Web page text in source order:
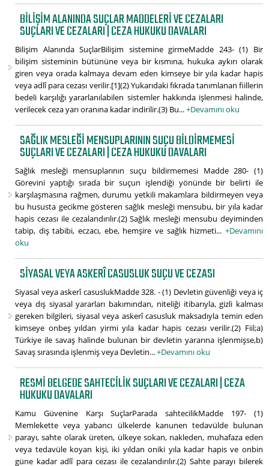
BILIŞIM ALANINDA SUÇLAR MADDELERI VE CEZALARI
SUÇLARI VE CEZALARI | CEZA HUKUKU DAVALARI
Bilişim Alanında SuçlarBilişim sistemine girmeMadde 243- (1) Bir
bilişim sisteminin bütününe veya bir kısmına, hukuka aykırı olarak
giren veya orada kalmaya devam eden kimseye bir yıla kadar hapis
veya adlî para cezası verilir.[1](2) Yukarıdaki fıkrada tanımlanan fiillerin
bedeli karşılığı yararlanılabilen sistemler hakkında işlenmesi halinde,
verilecek ceza yarı oranına kadar indirilir.(3) Bu...+Devamını oku
SAĞLIK MESLEĞI MENSUPLARININ SUÇU BILDIRMEMESI
SUÇLARI VE CEZALARI | CEZA HUKUKU DAVALARI
Sağlık mesleği mensuplarının suçu bildirmemesi Madde 280- (1)
Görevini yaptığı sırada bir suçun işlendiği yönünde bir belirti ile
karşılaşmasına rağmen, durumu yetkili makamlara bildirmeyen veya
bu hususta gecikme gösteren sağlık mesleği mensubu, bir yıla kadar
hapis cezası ile cezalandırılır.(2) Sağlık mesleği mensubu deyiminden
tabip, diş tabibi, eczacı, ebe, hemşire ve sağlık hizmeti... +Devamını
oku
SIYASAL VEYA ASKERÎ CASUSLUK SUÇU VE CEZASI
Siyasal veya askerî casuslukMadde 328. - (1) Devletin güvenliği veya iç
veya dış siyasal yararları bakımından, niteliği itibarıyla, gizli kalması
gereken bilgileri, siyasal veya askerî casusluk maksadıyla temin eden
kimseye onbeş yıldan yirmi yıla kadar hapis cezası verilir.(2) Fiil;a)
Türkiye ile savaş halinde bulunan bir devletin yararına işlenmişse,b)
Savaş sırasında işlenmiş veya Devletin...+Devamını oku
RESMI BELGEDE SAHTECILIK SUÇLARI VE CEZALARI | CEZA
HUKUKU DAVALARI
Kamu Güvenine Karşı SuçlarParada sahtecilikMadde 197- (1)
Memlekette veya yabancı ülkelerde kanunen tedavülde bulunan
parayı, sahte olarak üreten, ülkeye sokan, nakleden, muhafaza eden
veya tedavüle koyan kişi, iki yıldan oniki yıla kadar hapis ve onbin
güne kadar adlî para cezası ile cezalandırılır.(2) Sahte parayı bilerek